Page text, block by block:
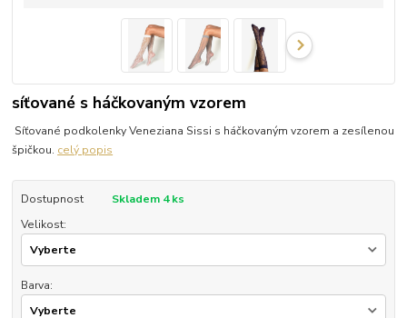
síťované s háčkovaným vzorem
Síťované podkolenky Veneziana Sissi s háčkovaným vzorem a zesílenou
špičkou. celý popis
Dostupnost
Skladem 4 ks
Velikost:
Barva: